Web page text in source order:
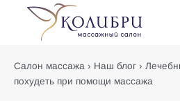
Салон массажа › Наш блог ›
похудеть при помощи массажа